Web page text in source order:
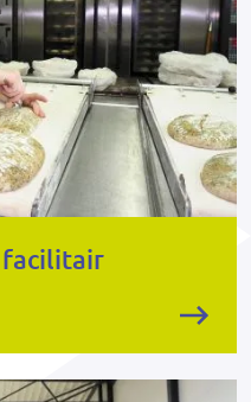
facilitair